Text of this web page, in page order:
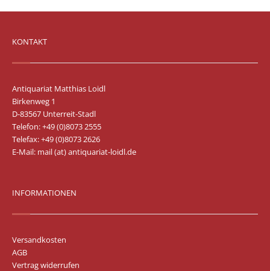
KONTAKT
Antiquariat Matthias Loidl
Birkenweg 1
D-83567 Unterreit-Stadl
Telefon: +49 (0)8073 2555
Telefax: +49 (0)8073 2626
E-Mail: mail (at) antiquariat-loidl.de
INFORMATIONEN
Versandkosten
AGB
Vertrag widerrufen